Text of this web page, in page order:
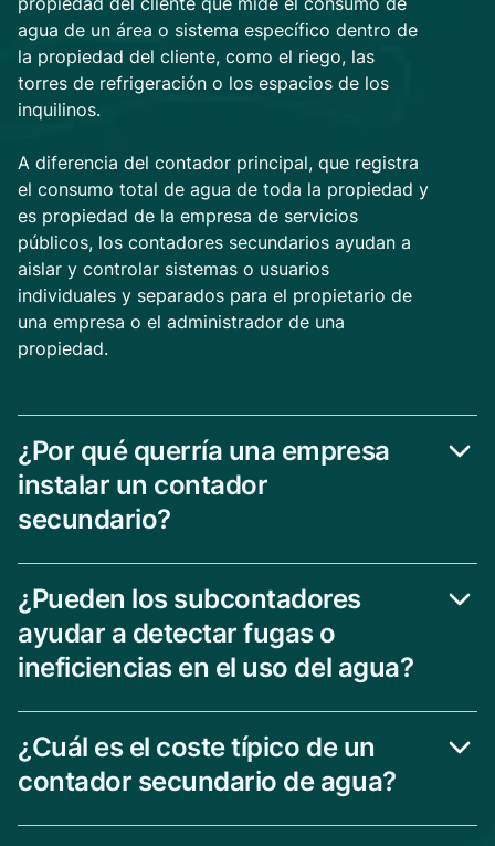
agua de un área o sistema específico dentro de
la propiedad del cliente, como el riego, las
torres de refrigeración o los espacios de los
inquilinos.
A diferencia del contador principal, que registra
el consumo total de agua de toda la propiedad y
es propiedad de la empresa de servicios
públicos, los contadores secundarios ayudan a
aislar y controlar sistemas o usuarios
individuales y separados para el propietario de
una empresa o el administrador de una
propiedad.
¿Por qué querría una empresa
instalar un contador
secundario?
¿Pueden los subcontadores
ayudar a detectar fugas o
ineficiencias en el uso del agua?
¿Cuál es el coste típico de un
contador secundario de agua?